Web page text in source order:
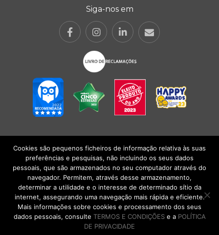
Siga-nos em
POLÍTICA DE PRIVACIDADE|TERMOS E CONDIÇÕESlCONDIÇÕES
GERAIS DE VENDA| Alberto Oculista, SA 2026. Todos os direitos reservados.
Cookies são pequenos ficheiros de informação relativa às suas
preferências e pesquisas, não incluindo os seus dados
pessoais, que são armazenados no seu computador através do
navegador. Permitem, através desse armazenamento,
determinar a utilidade e o interesse de determinado sítio da
internet, assegurando uma navegação mais rápida e eficiente.
Mais informações sobre cookies e processamento dos seus
dados pessoais, consulte TERMOS E CONDIÇÕESe a POLÍTICA
DE PRIVACIDADE